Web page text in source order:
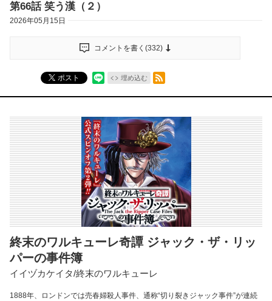
第66話 笑う漢（２）
2026年05月15日
コメントを書く(332)
ポスト 埋め込む
RSSフィード
終末のワルキューレ奇譚 ジャック・ザ・リッ
パーの事件簿
イイヅカケイタ/終末のワルキューレ
1888年、ロンドンでは売春婦殺人事件、通称“切り裂きジャック事件”が連続